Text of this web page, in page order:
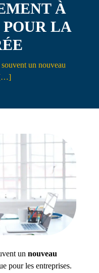
À
LA
un nouveau
[…]
un nouveau
pour les entreprises.